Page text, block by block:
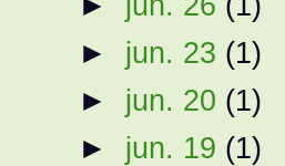
► jun. 23 (1)
► jun. 20 (1)
► jun. 19 (1)